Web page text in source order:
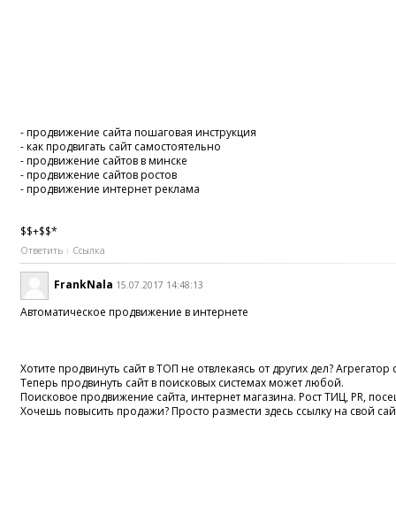
- продвижение сайта пошаговая инструкция
- как продвигать сайт самостоятельно
- продвижение сайтов в минске
- продвижение сайтов ростов
- продвижение интернет реклама
$$+$$*
Ответить Ссылка
FrankNala 15.07.2017 14:48:13
Автоматическое продвижение в интернете
Хотите продвинуть сайт в ТОП не отвлекаясь от других дел?
Теперь продвинуть сайт в поисковых системах может любой.
Поисковое продвижение сайта, интернет магазина. Рост ТИЦ, PR,
Хочешь повысить продажи? Просто размести здесь ссылку на свой